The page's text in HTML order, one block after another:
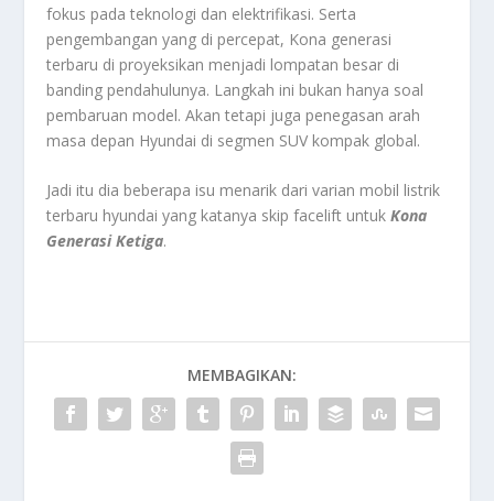
fokus pada teknologi dan elektrifikasi. Serta
pengembangan yang di percepat, Kona generasi
terbaru di proyeksikan menjadi lompatan besar di
banding pendahulunya. Langkah ini bukan hanya soal
pembaruan model. Akan tetapi juga penegasan arah
masa depan Hyundai di segmen SUV kompak global.
Jadi itu dia beberapa isu menarik dari varian mobil listrik
terbaru hyundai yang katanya skip facelift untukKona
Generasi Ketiga.
MEMBAGIKAN: